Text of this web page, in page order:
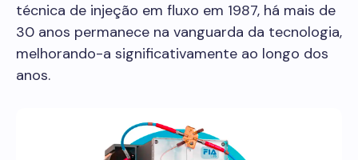
técnica de injeção em fluxo em 1987, há mais de
30 anos permanece na vanguarda da tecnologia,
melhorando-a significativamente ao longo dos
anos.